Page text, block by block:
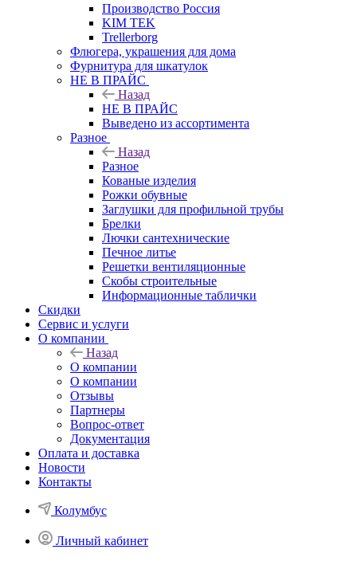
Производство Россия
KIM TEK
Trellerborg
Флюгера, украшения для дома
Фурнитура для шкатулок
НЕ В ПРАЙС
Назад
НЕ В ПРАЙС
Выведено из ассортимента
Разное
Назад
Разное
Кованые изделия
Рожки обувные
Заглушки для профильной трубы
Брелки
Лючки сантехнические
Печное литье
Решетки вентиляционные
Скобы строительные
Информационные таблички
Скидки
Сервис и услуги
О компании
Назад
О компании
О компании
Отзывы
Партнеры
Вопрос-ответ
Документация
Оплата и доставка
Новости
Контакты
Колумбус
Личный кабинет